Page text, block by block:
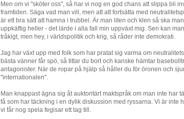
Men om vi "sköter oss", så har vi nog en god chans att slippa bli
framtiden. Säga vad man vill, men att att fortsätta med
är ett bra sätt att hamna i trubbel. Är man liten och klen så ska
uppkäftig heller - det lärde i alla fall min uppväxt mig. Sen kan
tråkigt, men hey, i världspolitik och krig, så råder inte demokrati.
Jag har växt upp med folk som har pratat sig varma om
bästa vänner får spö, så tittar du bort och kanske hämtar
antagonister. När de ropar på hjälp så håller du för öronen och
"internationalen".
Man knappast ägna sig åt auktoritärt maktspråk om man inte har
få som har täckning i en dylik diskussion med ryssarna. Vi är inte
vi får nog spela fegisar ett tag till.